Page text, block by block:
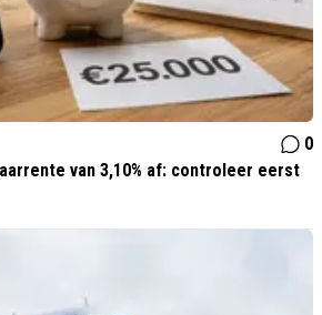
0
van 3,10% af: controleer eerst